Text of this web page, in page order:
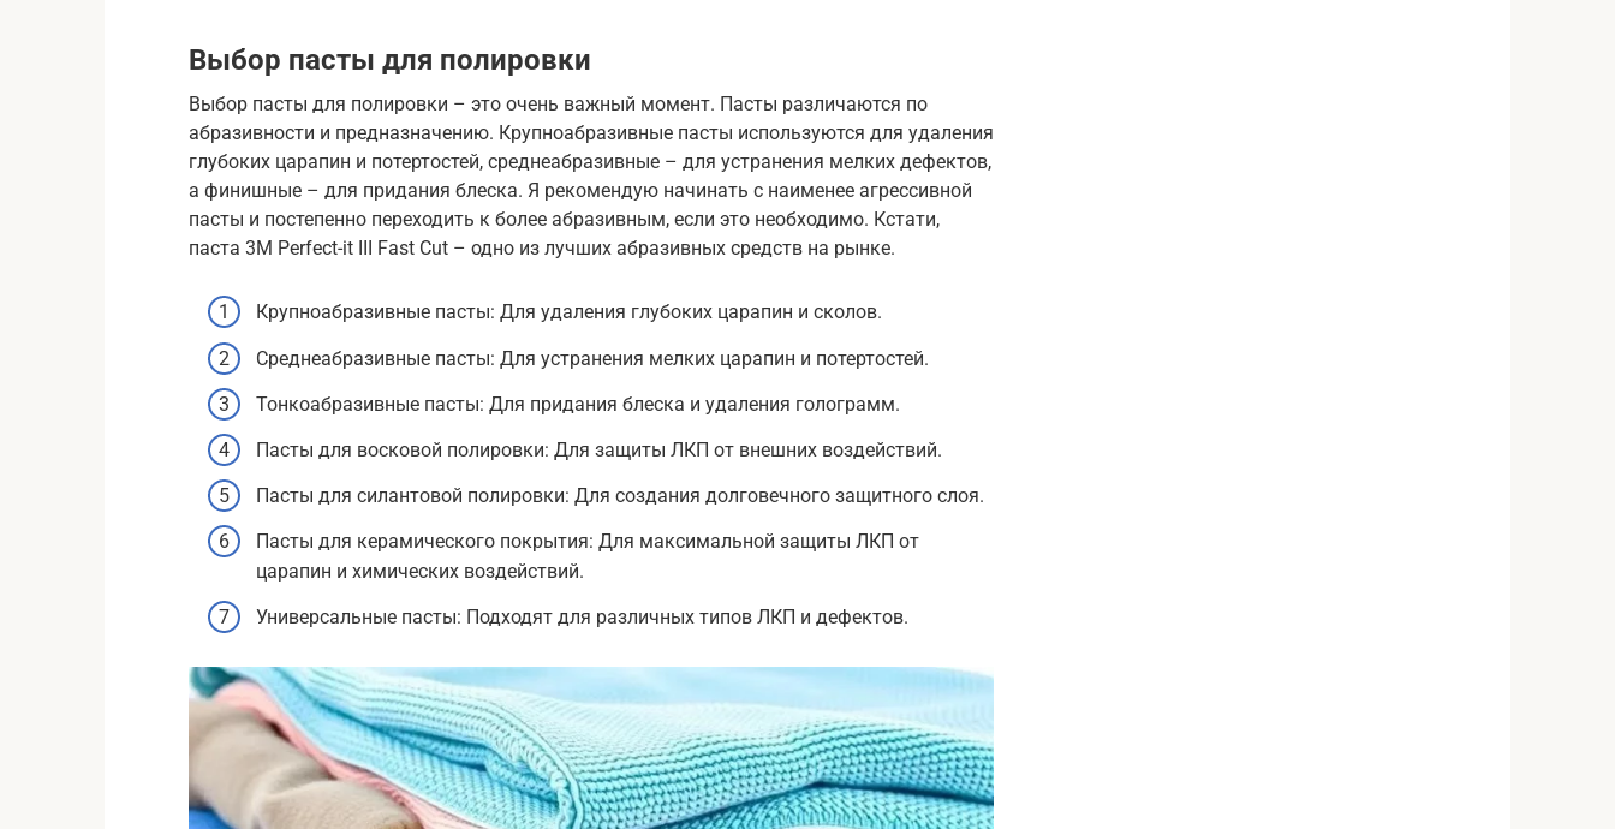
Выбор пасты для полировки
Выбор пасты для полировки – это очень важный момент. Пасты различаются по
абразивности и предназначению. Крупноабразивные пасты используются для удаления
глубоких царапин и потертостей, среднеабразивные – для устранения мелких дефектов,
а финишные – для придания блеска. Я рекомендую начинать с наименее агрессивной
пасты и постепенно переходить к более абразивным, если это необходимо. Кстати,
паста 3M Perfect-it III Fast Cut – одно из лучших абразивных средств на рынке.
Крупноабразивные пасты: Для удаления глубоких царапин и сколов.
Среднеабразивные пасты: Для устранения мелких царапин и потертостей.
Тонкоабразивные пасты: Для придания блеска и удаления голограмм.
Пасты для восковой полировки: Для защиты ЛКП от внешних воздействий.
Пасты для силантовой полировки: Для создания долговечного защитного слоя.
Пасты для керамического покрытия: Для максимальной защиты ЛКП от
царапин и химических воздействий.
Универсальные пасты: Подходят для различных типов ЛКП и дефектов.